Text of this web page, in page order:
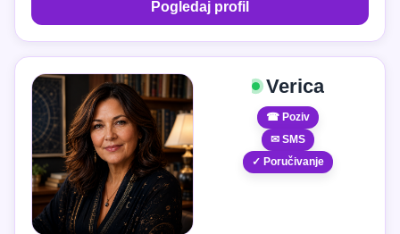
Pogledaj profil
Verica
☎ Poziv
✉ SMS
✓ Poručivanje